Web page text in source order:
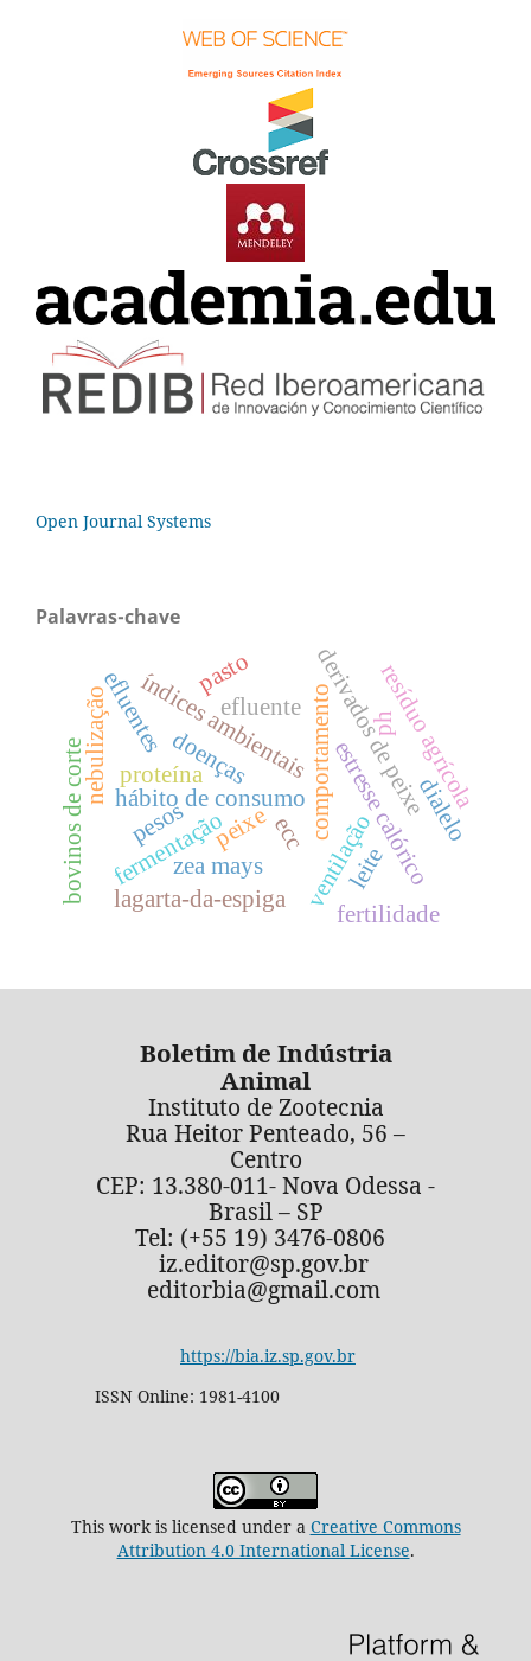
Open Journal Systems
Palavras-chave
peixe
derivados de peixe
hábito de consumo comportamentoestresse calórico
índices ambientais
nebulização
ventilação
efluente
fermentação
ph
proteína resíduo agrícola
lagarta-da-espiga
zea mays
efluentes
bovinos de corte pesos
pasto
doenças
leite
ecc
fertilidade
dialelo
Boletim de Indústria
Animal
Instituto de Zootecnia
Rua Heitor Penteado, 56 –
Centro
CEP: 13.380-011- Nova Odessa -
Brasil – SP
Tel: (+55 19) 3476-0806
iz.editor@sp.gov.br
editorbia@gmail.com
https://bia.iz.sp.gov.br
ISSN Online: 1981-4100
This work is licensed under a Creative Commons
Attribution 4.0 International License.